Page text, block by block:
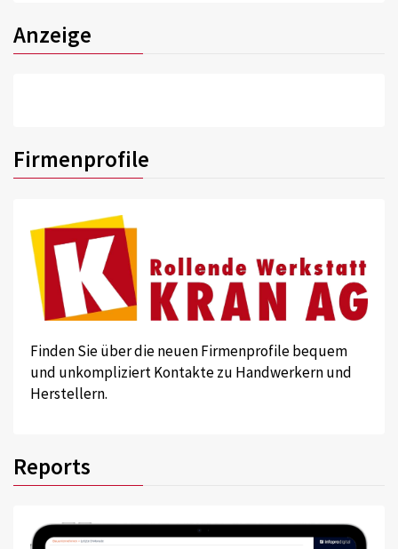
Anzeige
Firmenprofile
Finden Sie über die neuen Firmenprofile bequem
und unkompliziert Kontakte zu Handwerkern und
Herstellern.
Reports